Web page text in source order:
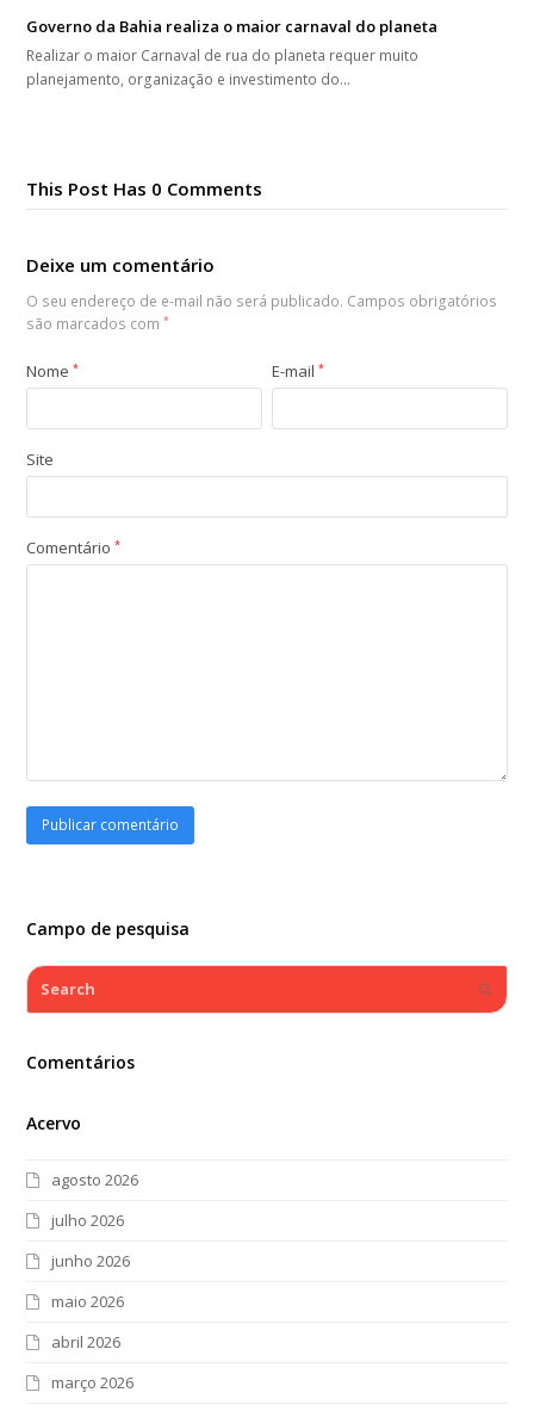
Governo da Bahia realiza o maior carnaval do planeta
Realizar o maior Carnaval de rua do planeta requer muito
planejamento, organização e investimento do…
This Post Has 0 Comments
Deixe um comentário
O seu endereço de e-mail não será publicado. Campos obrigatórios
são marcados com*
Nome* E-mail*
Site
Comentário*
Campo de pesquisa
Search
Comentários
Acervo
agosto 2026
julho 2026
junho 2026
maio 2026
abril 2026
março 2026